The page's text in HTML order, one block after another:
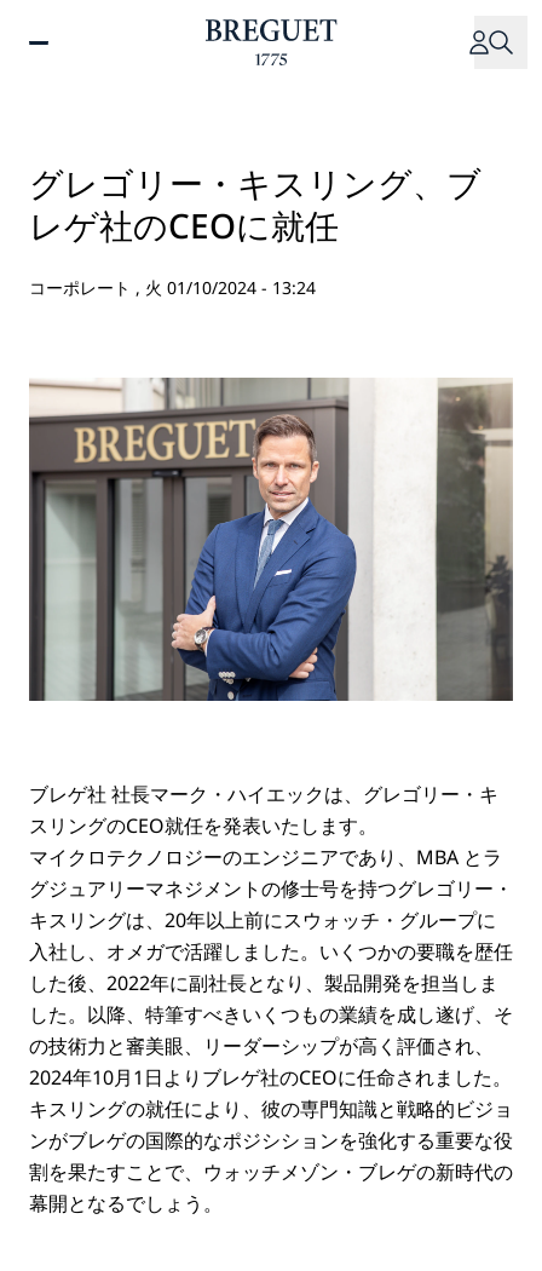
グレゴリー・キスリング、ブ
レゲ社のCEOに就任
コーポレート , 火 01/10/2024 - 13:24
ブレゲ社 社長マーク・ハイエックは、グレゴリー・キ
スリングのCEO就任を発表いたします。
マイクロテクノロジーのエンジニアであり、MBA とラ
グジュアリーマネジメントの修士号を持つグレゴリー・
キスリングは、20年以上前にスウォッチ・グループに
入社し、オメガで活躍しました。いくつかの要職を歴任
した後、2022年に副社長となり、製品開発を担当しま
した。以降、特筆すべきいくつもの業績を成し遂げ、そ
の技術力と審美眼、リーダーシップが高く評価され、
2024年10月1日よりブレゲ社のCEOに任命されました。
キスリングの就任により、彼の専門知識と戦略的ビジョ
ンがブレゲの国際的なポジシションを強化する重要な役
割を果たすことで、ウォッチメゾン・ブレゲの新時代の
幕開となるでしょう。